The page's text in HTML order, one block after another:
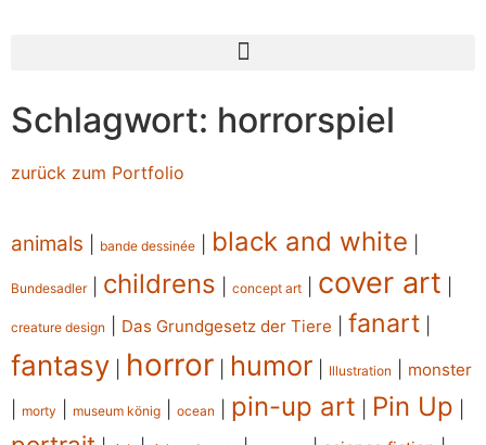
Schlagwort: horrorspiel
zurück zum Portfolio
animals bande dessinée black and white
Bundesadler| childrens concept art cover art
creature design Das Grundgesetz der Tiere fanart
fantasy horror humor Illustration monster
morty museum könig ocean pin-up art Pin Up